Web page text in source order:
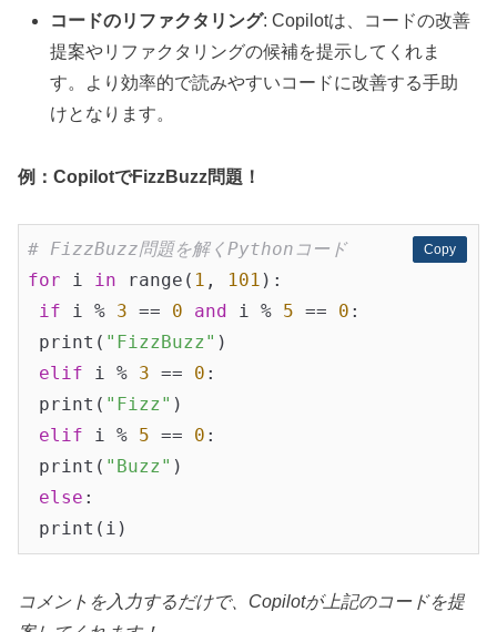
コードのリファクタリング: Copilotは、コードの改善
提案やリファクタリングの候補を提示してくれま
す。より効率的で読みやすいコードに改善する手助
けとなります。
例：CopilotでFizzBuzz問題！
Copy
Copy
# FizzBuzz問題を解くPythonコード
for i in range( 1 , 101 ):
if i % 3 == 0 and i % 5 == 0 :
print( "FizzBuzz" )
elif i % 3 == 0 :
print( "Fizz" )
elif i % 5 == 0 :
print( "Buzz" )
else :
コメントを入力するだけで、Copilotが上記のコードを提